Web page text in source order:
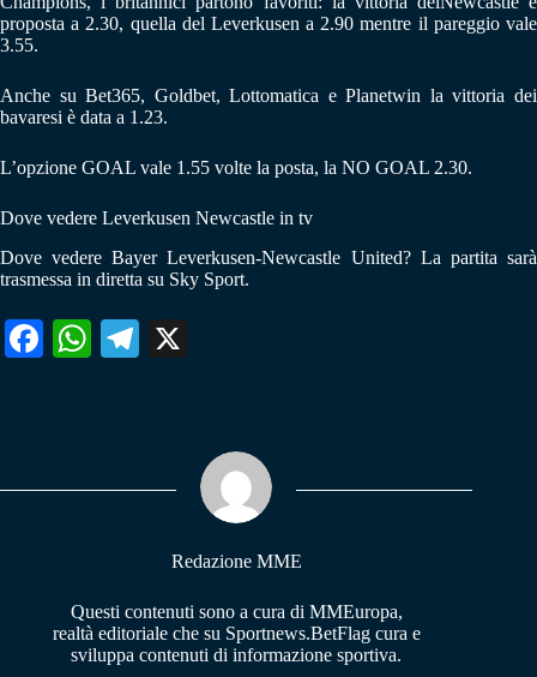
proposta a 2.30, quella del Leverkusen a 2.90 mentre il pareggio vale
3.55.
Anche su Bet365, Goldbet, Lottomatica e Planetwin la vittoria dei
bavaresi è data a 1.23.
L’opzione GOAL vale 1.55 volte la posta, la NO GOAL 2.30.
Dove vedere Leverkusen Newcastle in tv
Dove vedere Bayer Leverkusen-Newcastle United? La partita sarà
trasmessa in diretta su Sky Sport.
Fa W
pp
Te
m
Redazione MME
Questi contenuti sono a cura di MMEuropa,
realtà editoriale che su Sportnews.BetFlag cura e
sviluppa contenuti di informazione sportiva.